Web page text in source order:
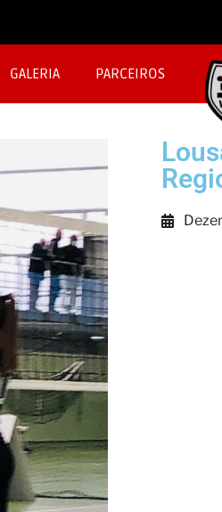
GALERIA PARCEIROS